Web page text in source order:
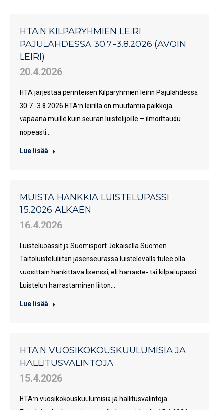
HTA:N KILPARYHMIEN LEIRI
PAJULAHDESSA 30.7.-3.8.2026 (AVOIN
LEIRI)
20.4.2026
HTA järjestää perinteisen Kilparyhmien leirin Pajulahdessa
30.7.-3.8.2026 HTA:n leirillä on muutamia paikkoja
vapaana muille kuin seuran luistelijoille – ilmoittaudu
nopeasti…
Lue lisää
MUISTA HANKKIA LUISTELUPASSI
1.5.2026 ALKAEN
16.4.2026
Luistelupassit ja Suomisport Jokaisella Suomen
Taitoluisteluliiton jäsenseurassa luistelevalla tulee olla
vuosittain hankittava lisenssi, eli harraste- tai kilpailupassi.
Luistelun harrastaminen liiton…
Lue lisää
HTA:N VUOSIKOKOUSKUULUMISIA JA
HALLITUSVALINTOJA
15.4.2026
HTA:n vuosikokouskuulumisia ja hallitusvalintoja